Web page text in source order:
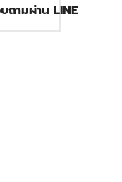
ถามผ่าน LINE